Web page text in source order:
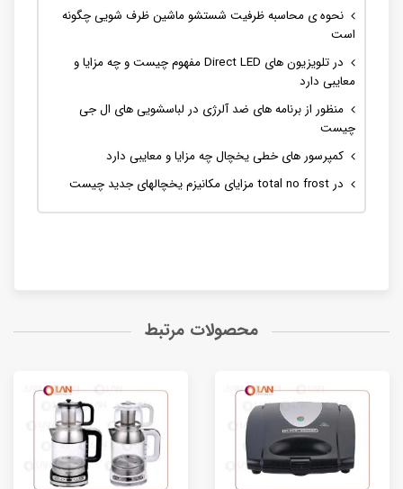
نحوه ی محاسبه ظرفیت شستشو ماشین ظرف شویی چگونه
است
در تلویزیون های Direct LED مفهوم چیست و چه مزایا و
معایبی دارد
منظور از برنامه های ضد آلرژی در لباسشویی های ال جی
چیست
کمپرسور های خطی یخچال چه مزایا و معایبی دارد
در total no frost مزایای مکانیزم یخچالهای جدید چیست
محصولات مرتبط